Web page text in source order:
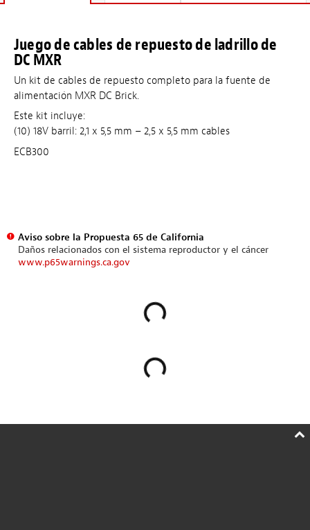
Juego de cables de repuesto de ladrillo de
DC MXR
Un kit de cables de repuesto completo para la fuente de
alimentación MXR DC Brick.
Este kit incluye:
(10) 18V barril: 2,1 x 5,5 mm – 2,5 x 5,5 mm cables
ECB300
Aviso sobre la Propuesta 65 de California
Daños relacionados con el sistema reproductor y el cáncer
www.p65warnings.ca.gov